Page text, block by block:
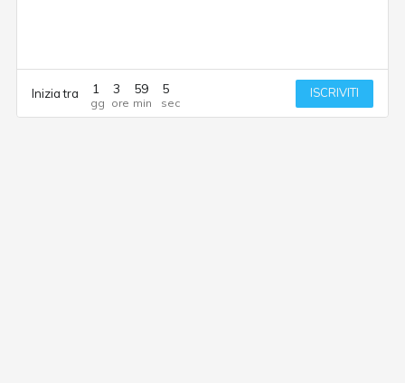
Inizia tra 1 3 59 5 ISCRIVITI